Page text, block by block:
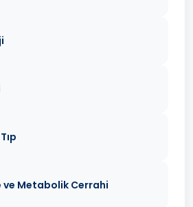
ve Metabolik Cerrahi